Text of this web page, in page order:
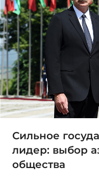
Сильное
лидер: выбор
общества